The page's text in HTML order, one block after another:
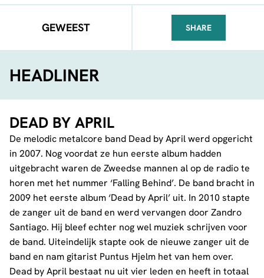
GEWEEST SHARE
HEADLINER
DEAD BY APRIL
De melodic metalcore band Dead by April werd opgericht
in 2007. Nog voordat ze hun eerste album hadden
uitgebracht waren de Zweedse mannen al op de radio te
horen met het nummer ‘Falling Behind’. De band bracht in
2009 het eerste album ‘Dead by April’ uit. In 2010 stapte
de zanger uit de band en werd vervangen door Zandro
Santiago. Hij bleef echter nog wel muziek schrijven voor
de band. Uiteindelijk stapte ook de nieuwe zanger uit de
band en nam gitarist Puntus Hjelm het van hem over.
Dead by April bestaat nu uit vier leden en heeft in totaal